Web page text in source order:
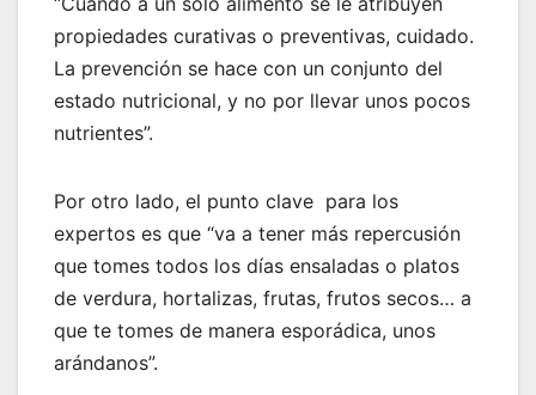
propiedades curativas o preventivas, cuidado.
La prevención se hace con un conjunto del
estado nutricional, y no por llevar unos pocos
nutrientes”.
Por otro lado, el punto clave para los
expertos es que “va a tener más repercusión
que tomes todos los días ensaladas o platos
de verdura, hortalizas, frutas, frutos secos… a
que te tomes de manera esporádica, unos
arándanos”.